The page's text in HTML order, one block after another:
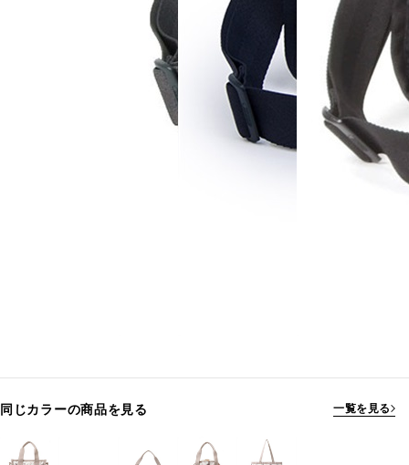
同じカラーの商品を見る 一覧を見る